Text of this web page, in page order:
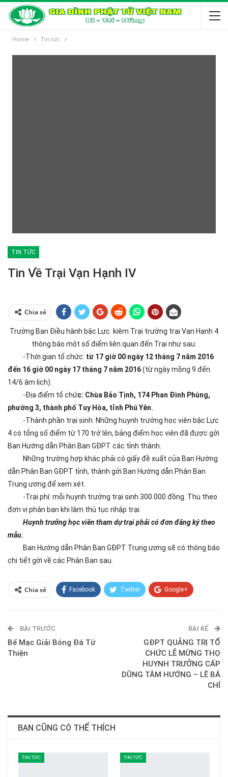
Home Tin tức
TIN TỨC
Tin Về Trại Vạn Hạnh IV
Chia sẻ
Trưởng Ban Điều hành bậc Lực kiêm Trại trưởng trại Vạn Hạnh 4
thông báo một số điểm liên quan đến Trại như sau:
-Thời gian tổ chức: từ 17 giờ 00 ngày 12 tháng 7 năm 2016
đến 16 giờ 00 ngày 17 tháng 7 năm 2016(từ ngày mồng 9 đến
14/6 âm lịch).
-Địa điểm tổ chức: Chùa Bảo Tịnh, 174 Phan Đình Phùng,
phường 3, thành phố Tuy Hòa, tỉnh Phú Yên.
-Thành phần trại sinh: Những huynh trưởng học viên bậc Lực
4 có tổng số điểm từ 170 trở lên, bảng điểm học viên đã được gởi
Ban Hướng dẫn Phân Ban GĐPT các tỉnh thành.
Những trường hợp khác phải có giấy đề xuất của Ban Hướng
dẫn Phân Ban GĐPT tỉnh, thành gởi Ban Hướng dẫn Phân Ban
Trung ương để xem xét.
-Trại phí: mỗi huynh trưởng trại sinh 300.000 đồng. Thu theo
đơn vị phân ban khi làm thủ tục nhập trại.
Huynh trưởng học viên tham dự trại phải có đơn đăng ký theo
mẫu.
Ban Hướng dẫn Phân Ban GĐPT Trung ương sẽ có thông báo
chi tiết gởi về các Phân Ban sau.
Chia sẻ Facebook Twitter Google+
E-mail
BÀI TRƯỚC
Bế Mạc Giải Bóng Đá Từ
Thiện
BÀI KẾ
GĐPT QUẢNG TRỊ TỔ
CHỨC LỄ MỪNG THỌ
HUYNH TRƯỞNG CẤP
DŨNG TÂM HƯỚNG – LÊ BÁ
CHÍ
BẠN CŨNG CÓ THỂ THÍCH
TIN TỨC TIN TỨC